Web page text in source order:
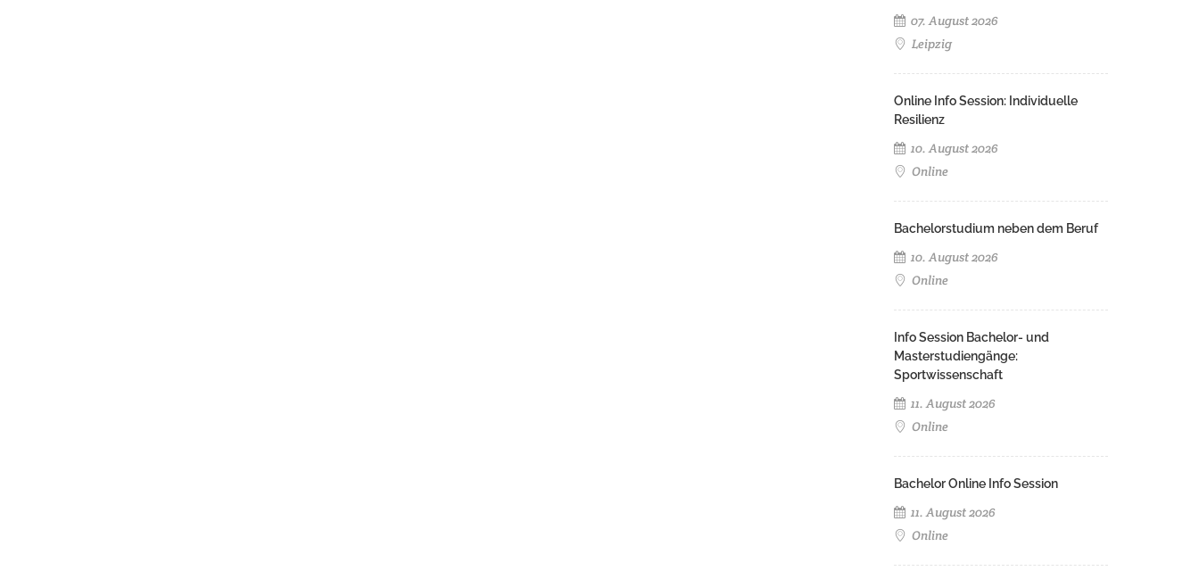
07. August 2026
Leipzig
Online Info Session: Individuelle
Resilienz
10. August 2026
Online
Bachelorstudium neben dem Beruf
10. August 2026
Online
Info Session Bachelor- und
Masterstudiengänge:
Sportwissenschaft
11. August 2026
Online
Bachelor Online Info Session
11. August 2026
Online